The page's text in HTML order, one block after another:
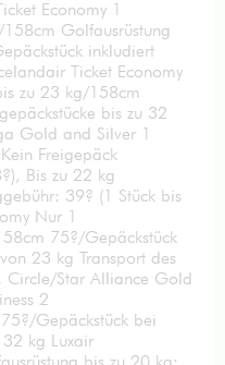
Economy 1
Golfausrüstung
inkludiert
Ticket Economy
zu 23 kg/158cm
bis zu 32
Gold and Silver 1
Freigepäck
Bis zu 22 kg
39? (1 Stück bis
Nur 1
75?/Gepäckstück
23 kg Transport des
Circle/Star Alliance Gold
2
Gepäckstück bei
kg Luxair